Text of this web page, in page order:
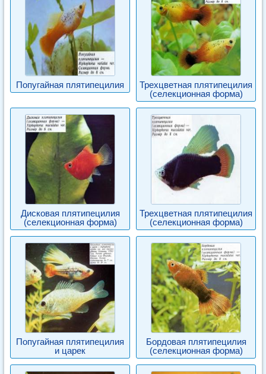
Попугайная плятипецилия
Трехцветная плятипецилия
(селекционная форма)
Дисковая плятипецилия
(селекционная форма)
Трехцветная плятипецилия
(селекционная форма)
Попугайная плятипецилия
и царек
Бордовая плятипецилия
(селекционная форма)